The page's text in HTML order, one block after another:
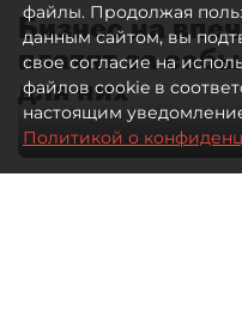
Бизнес на
платят за
для них
файлы. Продолжая
данным сайтом, вы
свое согласие на
файлов cookie в
настоящим
Политикой о